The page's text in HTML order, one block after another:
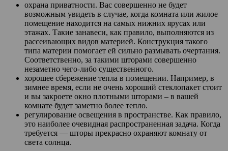
охрана приватности. Вас совершенно не будет
возможным увидеть в случае, когда комната или жилое
помещение находится на самых нижних ярусах или
этажах. Такие занавеси, как правило, выполняются из
рассеивающих видов материей. Конструкция такого
типа материи помогает ей сильно размывать очертания.
Соответственно, за такими шторами совершенно
незаметно чего-либо существенного.
хорошее сбережение тепла в помещении. Например, в
зимнее время, если не очень хороший стеклопакет стоит
и вы закроете окно плотными шторами – в вашей
комнате будет заметно более тепло.
регулирование освещения в пространстве. Как правило,
это наиболее очевидная распространенная задача. Когда
требуется — шторы прекрасно охраняют комнату от
света солнца.